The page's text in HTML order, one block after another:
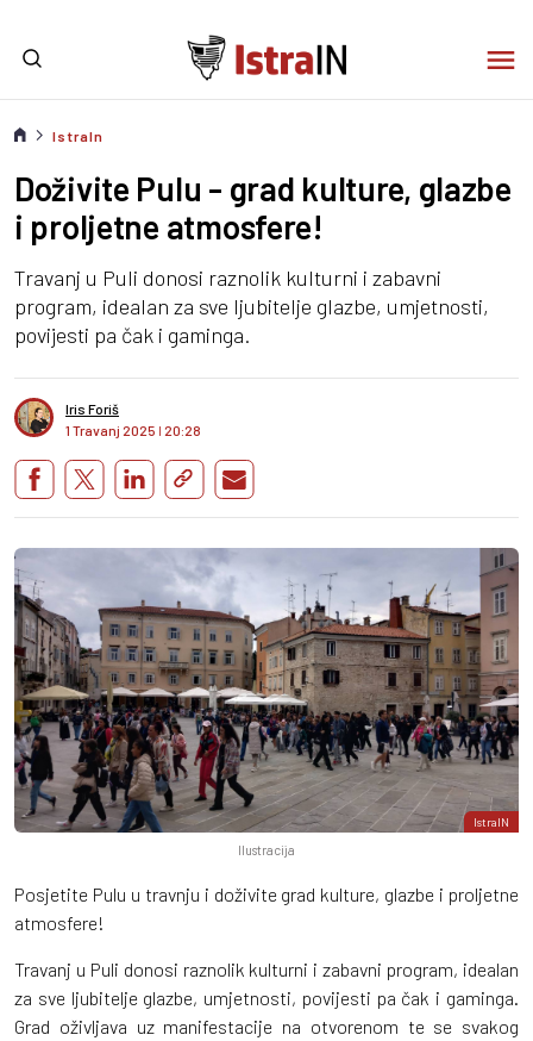
IstraIn
Doživite Pulu - grad kulture, glazbe
i proljetne atmosfere!
Travanj u Puli donosi raznolik kulturni i zabavni
program, idealan za sve ljubitelje glazbe, umjetnosti,
povijesti pa čak i gaminga.
Iris Foriš
1 Travanj 2025 I 20:28
IstraIN
Ilustracija
Posjetite Pulu u travnju i doživite grad kulture, glazbe i proljetne
atmosfere!
Travanj u Puli donosi raznolik kulturni i zabavni program, idealan
za sve ljubitelje glazbe, umjetnosti, povijesti pa čak i gaminga.
Grad oživljava uz manifestacije na otvorenom te se svakog